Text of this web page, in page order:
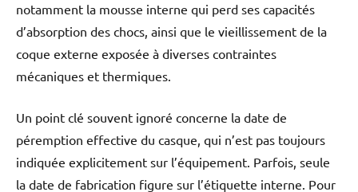
notamment la mousse interne qui perd ses capacités
d’absorption des chocs, ainsi que le vieillissement de la
coque externe exposée à diverses contraintes
mécaniques et thermiques.
Un point clé souvent ignoré concerne la date de
péremption effective du casque, qui n’est pas toujours
indiquée explicitement sur l’équipement. Parfois, seule
la date de fabrication figure sur l’étiquette interne. Pour